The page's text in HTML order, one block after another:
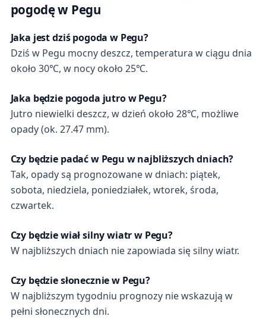
pogodę w Pegu
Jaka jest dziś pogoda w Pegu?
Dziś w Pegu mocny deszcz, temperatura w ciągu dnia
około 30℃, w nocy około 25℃.
Jaka będzie pogoda jutro w Pegu?
Jutro niewielki deszcz, w dzień około 28℃, możliwe
opady (ok. 27.47 mm).
Czy będzie padać w Pegu w najbliższych dniach?
Tak, opady są prognozowane w dniach: piątek,
sobota, niedziela, poniedziałek, wtorek, środa,
czwartek.
Czy będzie wiał silny wiatr w Pegu?
W najbliższych dniach nie zapowiada się silny wiatr.
Czy będzie słonecznie w Pegu?
W najbliższym tygodniu prognozy nie wskazują w
pełni słonecznych dni.